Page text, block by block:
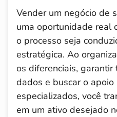
Vender um negócio de
uma oportunidade real
o processo seja
estratégica. Ao
os diferenciais, garantir
dados e buscar o
especializados, você
em um ativo desejado